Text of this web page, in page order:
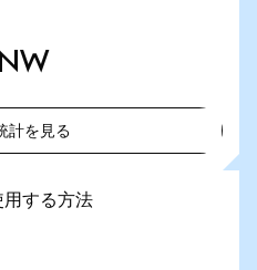
計を見る
する方法